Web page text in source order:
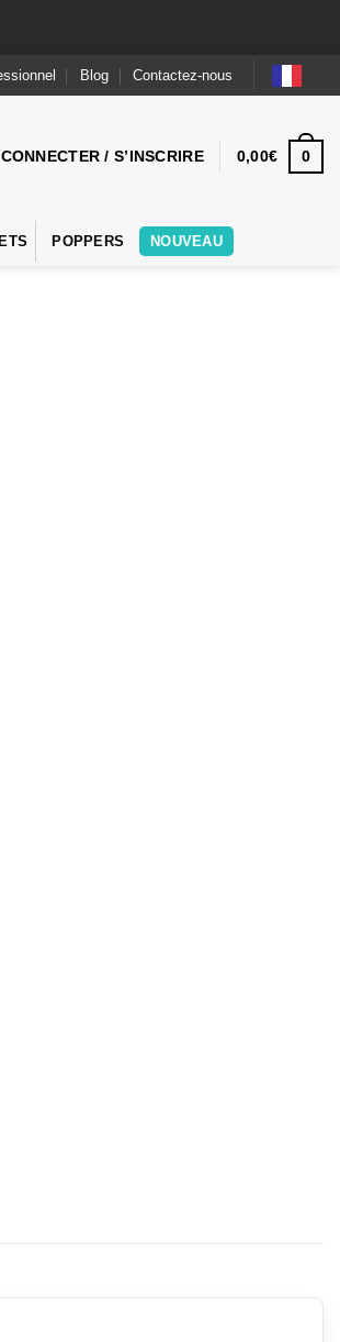
Blog Contactez-nous
/ S’INSCRIRE 0,00€ 0
POPPERS NOUVEAU